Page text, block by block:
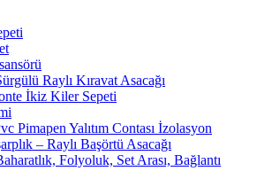
Raylı Kıravat Asacağı
İkiz Kiler Sepeti
Pimapen Yalıtım Contası İzolasyon
– Raylı Başörtü Asacağı
Folyoluk, Set Arası, Bağlantı